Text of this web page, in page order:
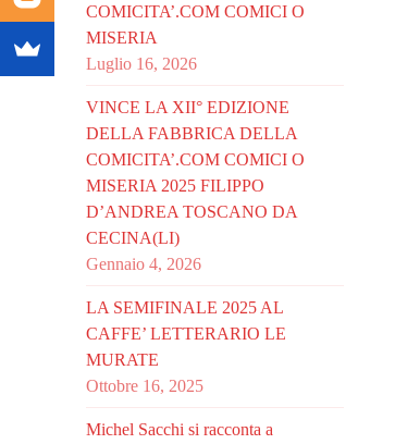
COMICITA’.COM COMICI O
MISERIA
Luglio 16, 2026
VINCE LA XII° EDIZIONE
DELLA FABBRICA DELLA
COMICITA’.COM COMICI O
MISERIA 2025 FILIPPO
D’ANDREA TOSCANO DA
CECINA(LI)
Gennaio 4, 2026
LA SEMIFINALE 2025 AL
CAFFE’ LETTERARIO LE
MURATE
Ottobre 16, 2025
Michel Sacchi si racconta a